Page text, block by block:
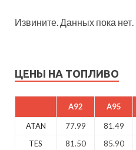
Извините. Данных пока нет.
ЦЕНЫ НА ТОПЛИВО
A92 A95
ATAN 77.99 81.49
TES
81.50 85.90